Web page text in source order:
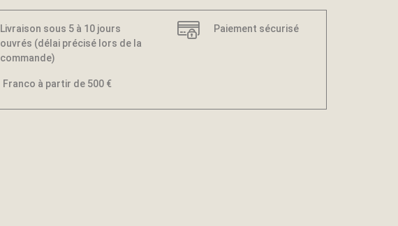
Livraison sous 5 à 10 jours
ouvrés (délai précisé lors de la
commande)
Paiement sécurisé
Franco à partir de 500 €